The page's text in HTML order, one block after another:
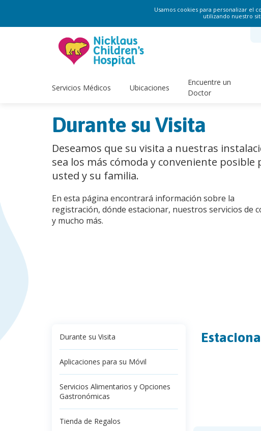
Usamos cookies para personalizar el
utilizando nuestro
Servicios Médicos Ubicaciones
Encuentre un
Doctor
Durante su Visita
Deseamos que su visita a nuestras
sea los más cómoda y conveniente posible
usted y su familia.
En esta página encontrará información sobre la
registración, dónde estacionar, nuestros servicios de
y mucho más.
Durante su Visita
Aplicaciones para su Móvil
Servicios Alimentarios y Opciones
Gastronómicas
Tienda de Regalos